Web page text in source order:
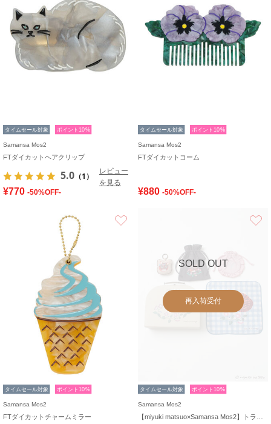
タイムセール対象 ポイント10%
Samansa Mos2
FTダイカットヘアクリップ
5.0 （1）
レビュー
を見る
¥770 -50%OFF-
タイムセール対象 ポイント10%
Samansa Mos2
FTダイカットコーム
¥880 -50%OFF-
タイムセール対象 ポイント10%
Samansa Mos2
FTダイカットチャームミラー
SOLD OUT
再入荷受付
タイムセール対象 ポイント10%
Samansa Mos2